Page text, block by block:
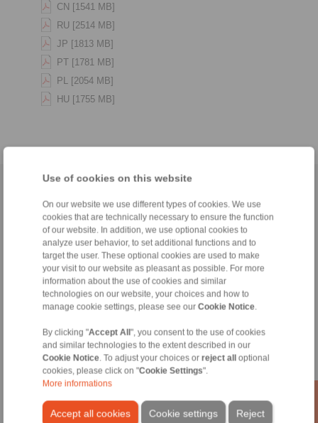
Use of cookies on this website
On our website we use different types of cookies. We use
cookies that are technically necessary to ensure the function
of our website. In addition, we use optional cookies to
analyze user behavior, to set additional functions and to
target the user. These optional cookies are used to make
your visit to our website as pleasant as possible. For more
information about the use of cookies and similar
technologies on our website, your choices and how to
manage cookie settings, please see our Cookie Notice.
By clicking "Accept All ", you consent to the use of cookies
and similar technologies to the extent described in our
Cookie Notice. To adjust your choices or reject all
optional
cookies, please click on "Cookie Settings".
More informations
Accept all cookies Reject
Cookie settings
CN [1541 MB]
RU [2514 MB]
JP [1813 MB]
PT [1781 MB]
PL [2054 MB]
HU [1755 MB]
personales |Condiciones de venta|Acceso
Productos
Ruedas libres
Frenos
Uniones cónicas
Acoplamientos para servicio pesado
Acoplamientos industriales
Acoplamientos de precisión
Útiles de sujeción de precisión